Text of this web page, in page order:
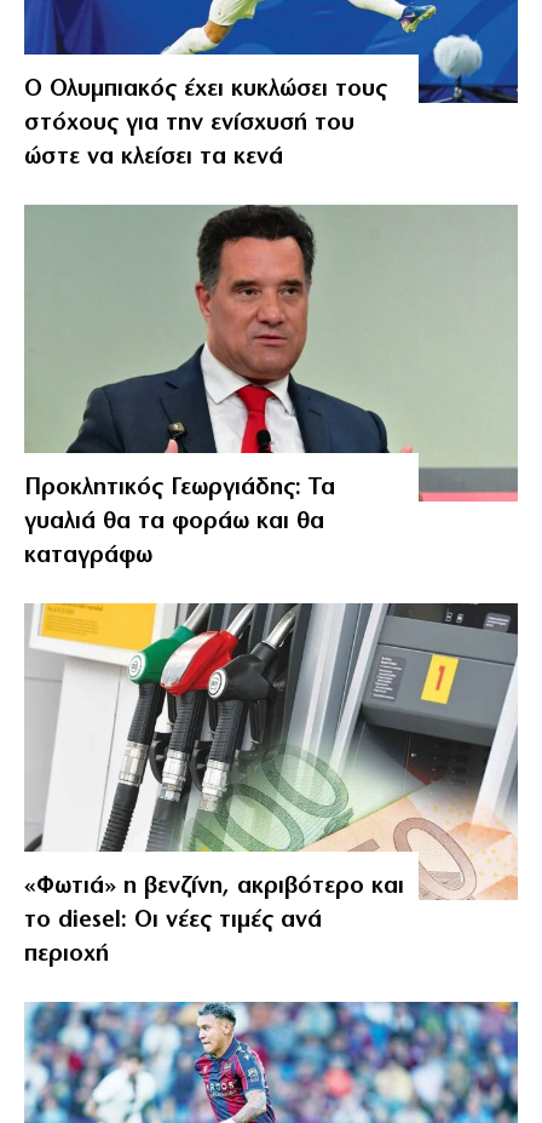
Ο Ολυμπιακός έχει κυκλώσει τους
στόχους για την ενίσχυσή του
ώστε να κλείσει τα κενά
Προκλητικός Γεωργιάδης: Τα
γυαλιά θα τα φοράω και θα
καταγράφω
«Φωτιά» η βενζίνη, ακριβότερο και
το diesel: Οι νέες τιμές ανά
περιοχή